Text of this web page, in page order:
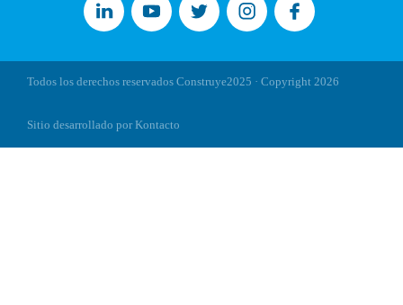
Todos los derechos reservados Construye2025 · Copyright 2026
Sitio desarrollado por Kontacto